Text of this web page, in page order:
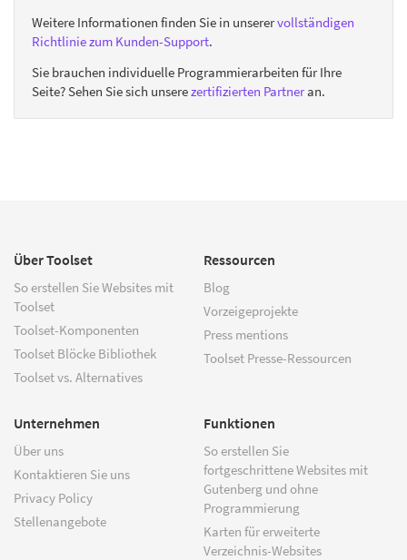
Weitere Informationen finden Sie in unserervollständigen
Richtlinie zum Kunden-Support.
Sie brauchen individuelle Programmierarbeiten für Ihre
Seite? Sehen Sie sich unserezertifizierten Partneran.
Über Toolset
So erstellen Sie Websites mit
Toolset
Toolset-Komponenten
Toolset Blöcke Bibliothek
Toolset vs. Alternatives
Ressourcen
Blog
Vorzeigeprojekte
Press mentions
Toolset Presse-Ressourcen
Unternehmen
Über uns
Kontaktieren Sie uns
Privacy Policy
Stellenangebote
Funktionen
So erstellen Sie
fortgeschrittene Websites mit
Gutenberg und ohne
Programmierung
Karten für erweiterte
Verzeichnis-Websites